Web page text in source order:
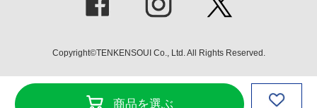
商品を選ぶ
Copyright©TENKENSOUI Co., Ltd. All Rights Reserved.